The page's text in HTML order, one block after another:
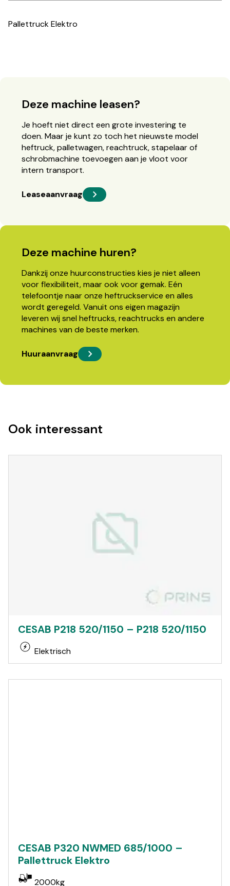
Pallettruck Elektro
Deze machine leasen?
Je hoeft niet direct een grote investering te
doen. Maar je kunt zo toch het nieuwste model
heftruck, palletwagen, reachtruck, stapelaar of
schrobmachine toevoegen aan je vloot voor
intern transport.
Leaseaanvraag
Deze machine huren?
Dankzij onze huurconstructies kies je niet alleen
voor flexibiliteit, maar ook voor gemak. Eén
telefoontje naar onze heftruckservice en alles
wordt geregeld. Vanuit ons eigen magazijn
leveren wij snel heftrucks, reachtrucks en andere
machines van de beste merken.
Huuraanvraag
Ook interessant
CESAB P218 520/1150 – P218 520/1150
Elektrisch
CESAB P320 NWMED 685/1000 –
Pallettruck Elektro
2000kg